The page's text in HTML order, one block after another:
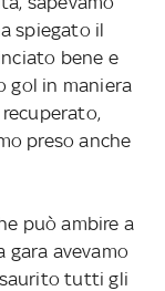
spiegato il
bene e
gol in maniera
preso anche
può ambire a
gara avevamo
tutti gli